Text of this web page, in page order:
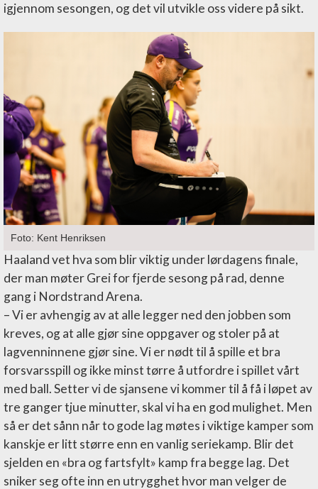
igjennom sesongen, og det vil utvikle oss videre på sikt.
Foto: Kent Henriksen
Haaland vet hva som blir viktig under lørdagens finale,
der man møter Grei for fjerde sesong på rad, denne
gang i Nordstrand Arena.
– Vi er avhengig av at alle legger ned den jobben som
kreves, og at alle gjør sine oppgaver og stoler på at
lagvenninnene gjør sine. Vi er nødt til å spille et bra
forsvarsspill og ikke minst tørre å utfordre i spillet vårt
med ball. Setter vi de sjansene vi kommer til å få i løpet av
tre ganger tjue minutter, skal vi ha en god mulighet. Men
så er det sånn når to gode lag møtes i viktige kamper som
kanskje er litt større enn en vanlig seriekamp. Blir det
sjelden en «bra og fartsfylt» kamp fra begge lag. Det
sniker seg ofte inn en utrygghet hvor man velger de